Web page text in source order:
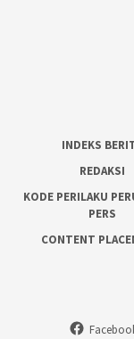
INDEKS
REDAKSI
KODE PERILAKU
PERS
CONTENT